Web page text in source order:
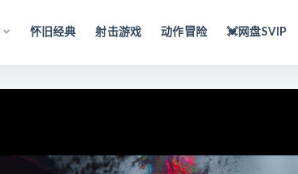
怀旧经典 射击游戏 动作冒险 💓网盘SVIP